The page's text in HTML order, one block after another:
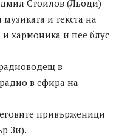
Стоилов (Льоди)
и текста на
хармоника и пее блус
в
в ефира на
привърженици
Зи).